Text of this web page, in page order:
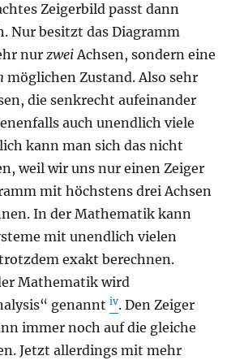
Zeigerbild passt dann
Nur besitzt das Diagramm
nurzweiAchsen, sondern eine
möglichen Zustand. Also sehr
die senkrecht aufeinander
auch unendlich viele
kann man sich das nicht
weil wir uns nur einen Zeiger
mit höchstens drei Achsen
In der Mathematik kann
mit unendlich vielen
exakt berechnen.
Mathematik wird
genanntiv. Den Zeiger
immer noch auf die gleiche
Jetzt allerdings mit mehr